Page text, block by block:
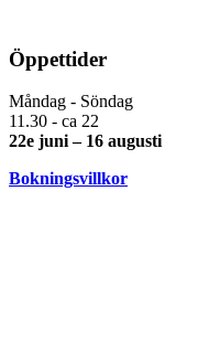
Öppettider
Måndag - Söndag
11.30 - ca 22
22e juni – 16 augusti
Bokningsvillkor